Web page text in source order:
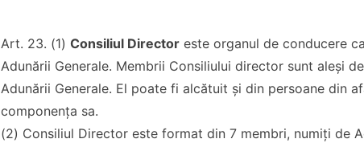
Art. 23. (1)Consiliul Director este organul de conducere
Adunării Generale. Membrii Consiliului director sunt aleşi
Adunării Generale. El poate fi alcătuit şi din persoane din
componenţa sa.
(2) Consiliul Director este format din 7 membri, numiţi de